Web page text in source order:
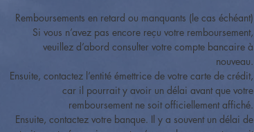
Remboursements en retard ou manquants (le cas échéant)
Si vous n’avez pas encore reçu votre remboursement,
veuillez d’abord consulter votre compte bancaire à
nouveau.
Ensuite, contactez l’entité émettrice de votre carte de crédit,
car il pourrait y avoir un délai avant que votre
remboursement ne soit officiellement affiché.
Ensuite, contactez votre banque. Il y a souvent un délai de